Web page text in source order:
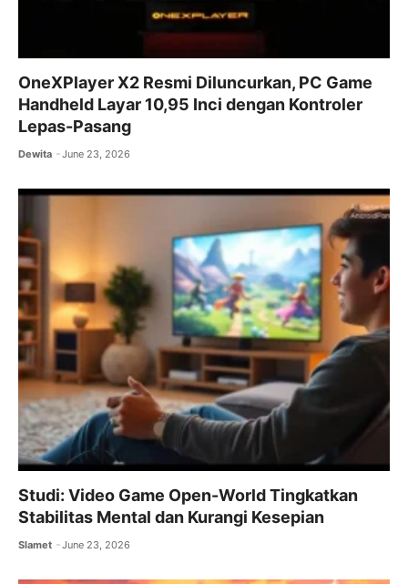
OneXPlayer X2 Resmi Diluncurkan, PC Game
Handheld Layar 10,95 Inci dengan Kontroler
Lepas-Pasang
Dewita June 23, 2026
Studi: Video Game Open-World Tingkatkan
Stabilitas Mental dan Kurangi Kesepian
Slamet June 23, 2026